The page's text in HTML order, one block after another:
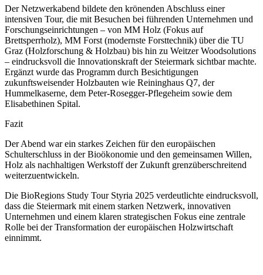
Der Netzwerkabend bildete den krönenden Abschluss einer
intensiven Tour, die mit Besuchen bei führenden Unternehmen und
Forschungseinrichtungen – von MM Holz (Fokus auf
Brettsperrholz), MM Forst (modernste Forsttechnik) über die TU
Graz (Holzforschung & Holzbau) bis hin zu Weitzer Woodsolutions
– eindrucksvoll die Innovationskraft der Steiermark sichtbar machte.
Ergänzt wurde das Programm durch Besichtigungen
zukunftsweisender Holzbauten wie Reininghaus Q7, der
Hummelkaserne, dem Peter-Rosegger-Pflegeheim sowie dem
Elisabethinen Spital.
Fazit
Der Abend war ein starkes Zeichen für den europäischen
Schulterschluss in der Bioökonomie und den gemeinsamen Willen,
Holz als nachhaltigen Werkstoff der Zukunft grenzüberschreitend
weiterzuentwickeln.
Die BioRegions Study Tour Styria 2025 verdeutlichte eindrucksvoll,
dass die Steiermark mit einem starken Netzwerk, innovativen
Unternehmen und einem klaren strategischen Fokus eine zentrale
Rolle bei der Transformation der europäischen Holzwirtschaft
einnimmt.